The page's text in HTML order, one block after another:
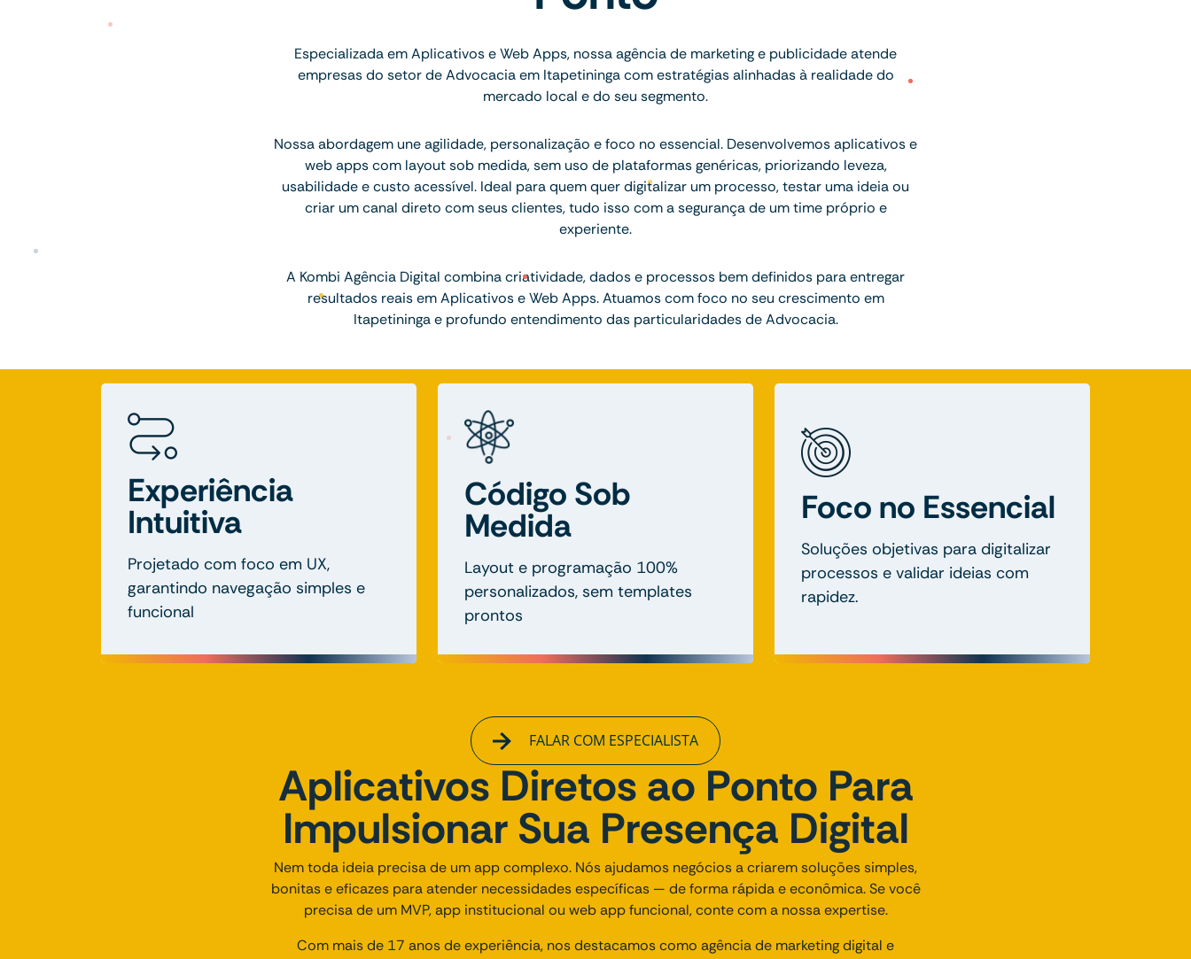
Especializada em Aplicativos e Web Apps, nossa agência de marketing e publicidade atende
empresas do setor de Advocacia em Itapetininga com estratégias alinhadas à realidade do
mercado local e do seu segmento.
Nossa abordagem une agilidade, personalização e foco no essencial. Desenvolvemos aplicativos e
web apps com layout sob medida, sem uso de plataformas genéricas, priorizando leveza,
usabilidade e custo acessível. Ideal para quem quer digitalizar um processo, testar uma ideia ou
criar um canal direto com seus clientes, tudo isso com a segurança de um time próprio e
experiente.
A Kombi Agência Digital combina criatividade, dados e processos bem definidos para entregar
resultados reais em Aplicativos e Web Apps. Atuamos com foco no seu crescimento em
Itapetininga e profundo entendimento das particularidades de Advocacia.
Experiência
Intuitiva
Projetado com foco em UX,
garantindo navegação simples e
funcional
Código Sob
Medida
Layout e programação 100%
personalizados, sem templates
prontos
Foco no Essencial
Soluções objetivas para digitalizar
processos e validar ideias com
rapidez.
FALAR COM ESPECIALISTA
Aplicativos Diretos ao Ponto Para
Impulsionar Sua Presença Digital
Nem toda ideia precisa de um app complexo. Nós ajudamos negócios a criarem soluções simples,
bonitas e eficazes para atender necessidades específicas — de forma rápida e econômica. Se você
precisa de um MVP, app institucional ou web app funcional, conte com a nossa expertise.
Com mais de 17 anos de experiência, nos destacamos como agência de marketing digital e